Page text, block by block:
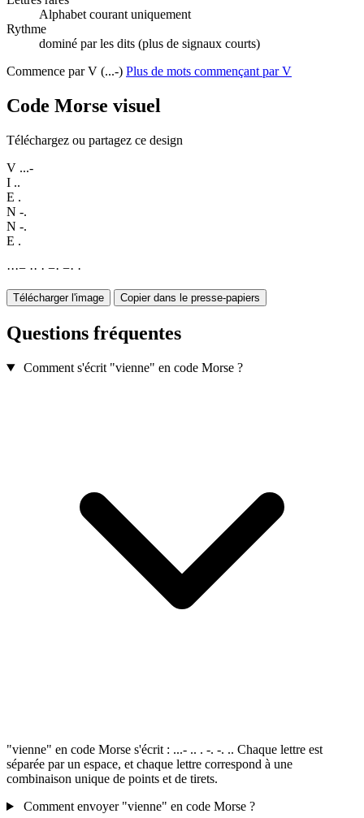
Alphabet courant uniquement
Rythme
dominé par les dits (plus de signaux courts)
Commence par V (...-) Plus de mots commençant par V
Code Morse visuel
Téléchargez ou partagez ce design
V ...-
I ..
E .
N -.
N -.
E .
···− ·· · −· −· ·
Télécharger l'image Copier dans le presse-papiers
Questions fréquentes
Comment s'écrit "vienne" en code Morse ?
"vienne" en code Morse s'écrit : ...- .. . -. -. .. Chaque lettre est
séparée par un espace, et chaque lettre correspond à une
combinaison unique de points et de tirets.
Comment envoyer "vienne" en code Morse ?